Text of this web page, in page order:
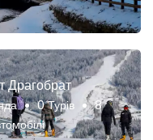
Драгобрат
0 Турів
8